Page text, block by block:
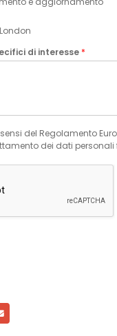
di interesse *
del Regolamento
dei dati personali